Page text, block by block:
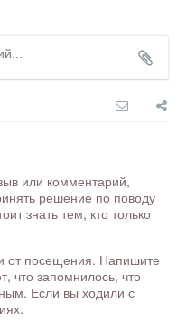
или комментарий,
решение по поводу
знать тем, кто только
от посещения. Напишите
что запомнилось, что
Если вы ходили с